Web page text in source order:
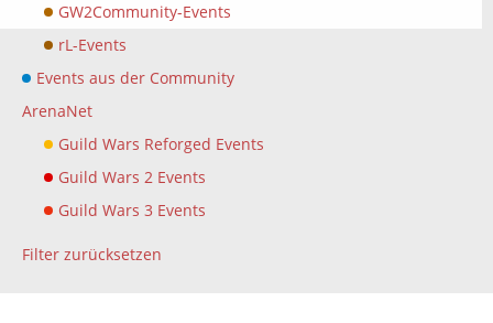
GW2Community-Events
rL-Events
Events aus der Community
ArenaNet
Guild Wars Reforged Events
Guild Wars 2 Events
Guild Wars 3 Events
Filter zurücksetzen